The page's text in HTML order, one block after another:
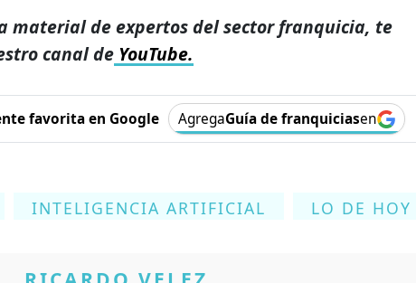
material de expertos del sector franquicia, te
canal de YouTube.
favorita en Google AgregaGuía de franquiciasen
INTELIGENCIA ARTIFICIAL LO DE HOY